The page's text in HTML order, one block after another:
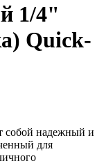
1/4"
Quick-
собой надежный и
для